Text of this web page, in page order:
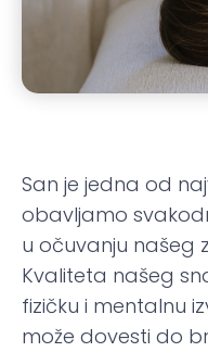
San je jedna od
obavljamo
u očuvanju našeg
Kvaliteta našeg
fizičku i mentalnu
može dovesti do